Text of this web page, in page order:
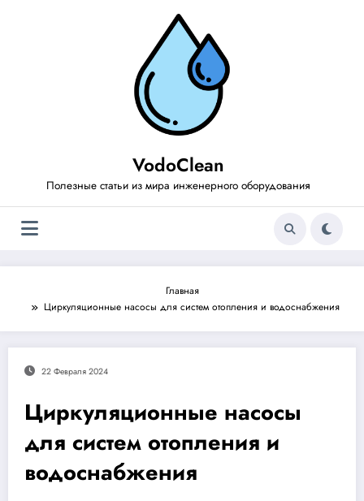
VodoClean
Полезные статьи из мира инженерного оборудования
Главная
Циркуляционные насосы для систем отопления и водоснабжения
22 Февраля 2024
Циркуляционные насосы
для систем отопления и
водоснабжения